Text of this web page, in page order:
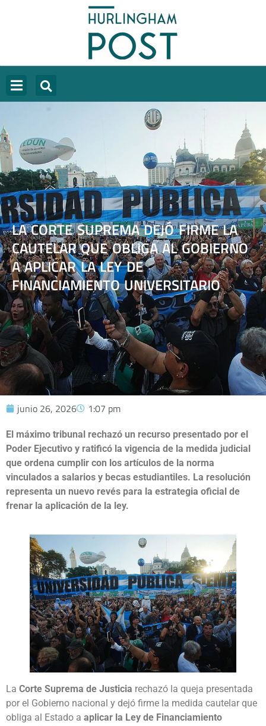
LA CORTE SUPREMA DEJÓ FIRME LA
CAUTELAR QUE OBLIGA AL GOBIERNO
A APLICAR LA LEY DE
FINANCIAMIENTO UNIVERSITARIO
junio 26, 2026 1:07 pm
El máximo tribunal rechazó un recurso presentado por el
Poder Ejecutivo y ratificó la vigencia de la medida judicial
que ordena cumplir con los artículos de la norma
vinculados a salarios y becas estudiantiles. La resolución
representa un nuevo revés para la estrategia oficial de
frenar la aplicación de la ley.
La Corte Suprema de Justicia rechazó la queja presentada
por el Gobierno nacional y dejó firme la medida cautelar que
obliga al Estado a aplicar la Ley de Financiamiento